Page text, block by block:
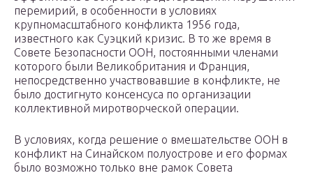
перемирий, в особенности в условиях
крупномасштабного конфликта 1956 года,
известного как Суэцкий кризис. В то же время в
Совете Безопасности ООН, постоянными членами
которого были Великобритания и Франция,
непосредственно участвовавшие в конфликте, не
было достигнуто консенсуса по организации
коллективной миротворческой операции.
В условиях, когда решение о вмешательстве ООН в
конфликт на Синайском полуострове и его формах
было возможно только вне рамок Совета